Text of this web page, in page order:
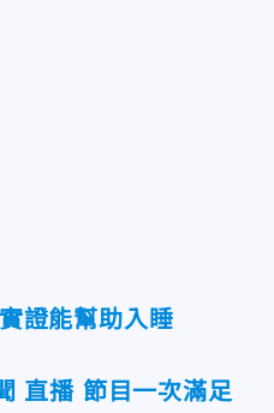
證能幫助入睡
直播 節目一次滿足